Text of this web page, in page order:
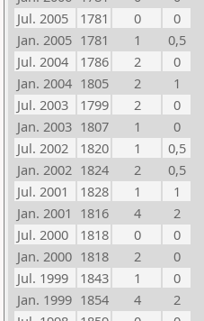
Jul. 2005
1781 0
0
Jan. 2005 1781 1
0,5
Jul. 2004
1786 2
0
Jan. 2004 1805 2
1
Jul. 2003
1799 2
0
Jan. 2003 1807 1
0
Jul. 2002
1820 1
0,5
Jan. 2002 1824 2
0,5
Jul. 2001
1828 1
1
Jan. 2001 1816 4
2
Jul. 2000
1818 0
0
Jan. 2000 1818 2
0
Jul. 1999
1843 1
0
Jan. 1999 1854 4
2